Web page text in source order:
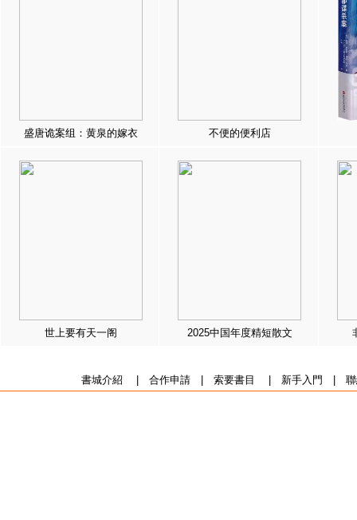
盛唐诡案组：黄泉的嫁衣 不便的便利店
世上要有天一阁 2025中国年度精短散文
書城介紹 合作申請| 索要書目 新手入門